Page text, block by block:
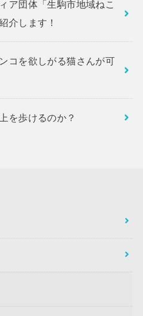
ア団体「生駒市地域ねこ
介します！
コを欲しがる猫さんが可
を歩けるのか？